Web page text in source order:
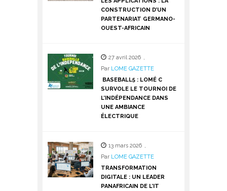
CONSTRUCTION D’UN
PARTENARIAT GERMANO-
OUEST-AFRICAIN
27 avril 2026 ,
Par LOME GAZETTE
BASEBALL5 : LOMÉ C
SURVOLE LE TOURNOI DE
L’INDÉPENDANCE DANS
UNE AMBIANCE
ÉLECTRIQUE
13 mars 2026 ,
Par LOME GAZETTE
TRANSFORMATION
DIGITALE : UN LEADER
PANAFRICAIN DE L’IT